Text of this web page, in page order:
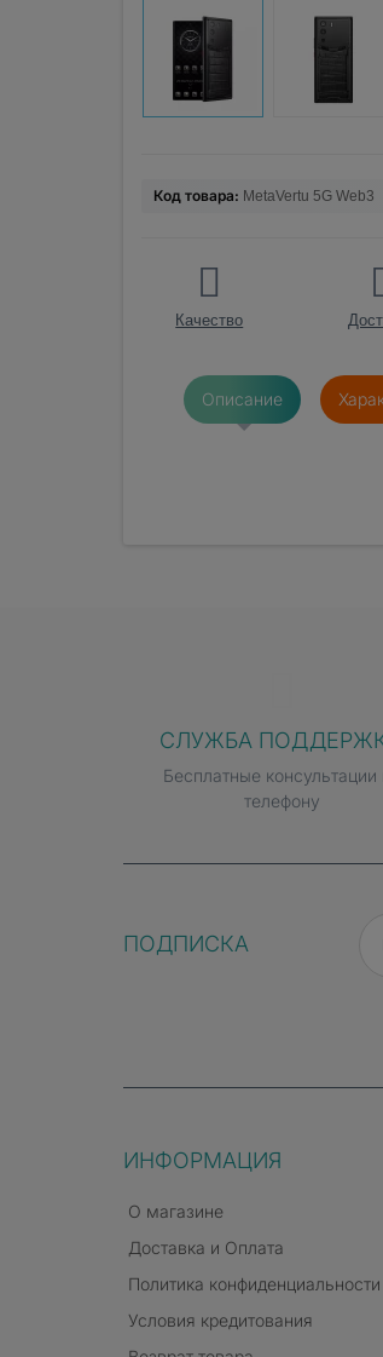
Код товара: MetaVertu 5G Web3
Качество
Описание
СЛУЖБА
Бесплатные консультации
телефону
ПОДПИСКА
ИНФОРМАЦИЯ
О магазине
Доставка и Оплата
Политика конфиденциальности
Условия кредитования